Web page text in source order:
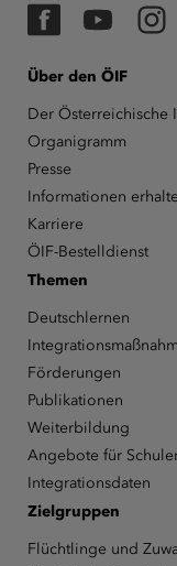
FacebookYouTube
Über den ÖIF
Der Österreichische
Organigramm
Presse
Informationen
Karriere
ÖIF-Bestelldienst
Themen
Deutschlernen
Förderungen
Publikationen
Weiterbildung
Angebote für
Integrationsdaten
Zielgruppen
Flüchtlinge und